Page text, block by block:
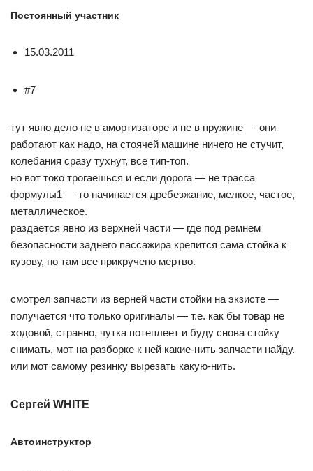
Постоянный участник
15.03.2011
#7
тут явно дело не в амортизаторе и не в пружине — они
работают как надо, на стоячей машине ничего не стучит,
колебания сразу тухнут, все тип-топ.
но вот токо трогаешься и если дорога — не трасса
формулы1 — то начинается дребезжание, мелкое, частое,
металлическое.
раздается явно из верхней части — где под ремнем
безопасности заднего пассажира крепится сама стойка к
кузову, но там все прикручено мертво.
смотрел запчасти из верней части стойки на экзисте —
получается что только оригиналы — т.е. как бы товар не
ходовой, странно, чутка потеплеет и буду снова стойку
снимать, мот на разборке к ней какие-нить запчасти найду.
или мот самому резинку вырезать какую-нить.
Сергей WHITE
Автоинструктор